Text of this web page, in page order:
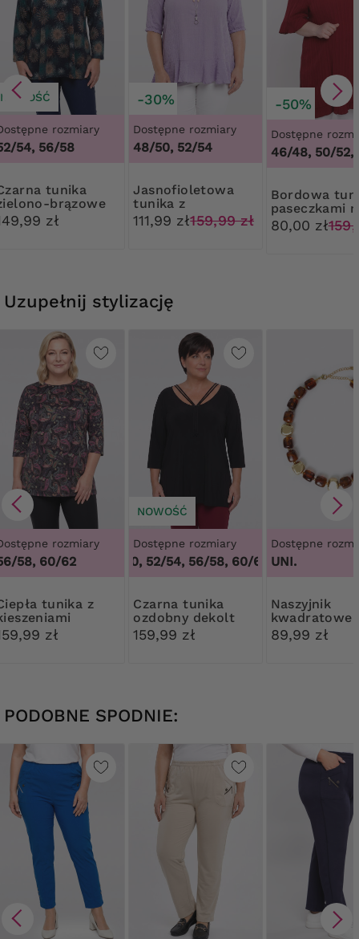
NOWOŚĆ
rozmiary
54, 56/58
brązowe
zł
-30%
Dostępne rozmiary
48/50, 52/54
Jasnofioletowa
tunika z
naszyjnikiem
111,99 zł159,99 zł
-50%
Dostępne
46/48, 50/52,
Bordowa tunika z
paseczkami
ramionach
80,00 zł
Uzupełnij stylizację
rozmiary
58, 60/62
z
zielone
zł
NOWOŚĆ
Dostępne rozmiary
48/50, 52/54, 56/58, 60/62 48/50, 52/54,
Czarna tunika
ozdobny dekolt
159,99 zł
Dostępne
UNI.
Naszyjnik
kwadratowe
korale
89,99 zł
PODOBNE SPODNIE: